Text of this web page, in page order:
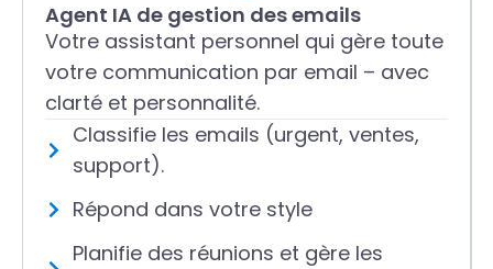
Agent IA de gestion des emails
Votre assistant personnel qui gère toute
votre communication par email – avec
clarté et personnalité.
Classifie les emails (urgent, ventes,
support).
Répond dans votre style
Planifie des réunions et gère les